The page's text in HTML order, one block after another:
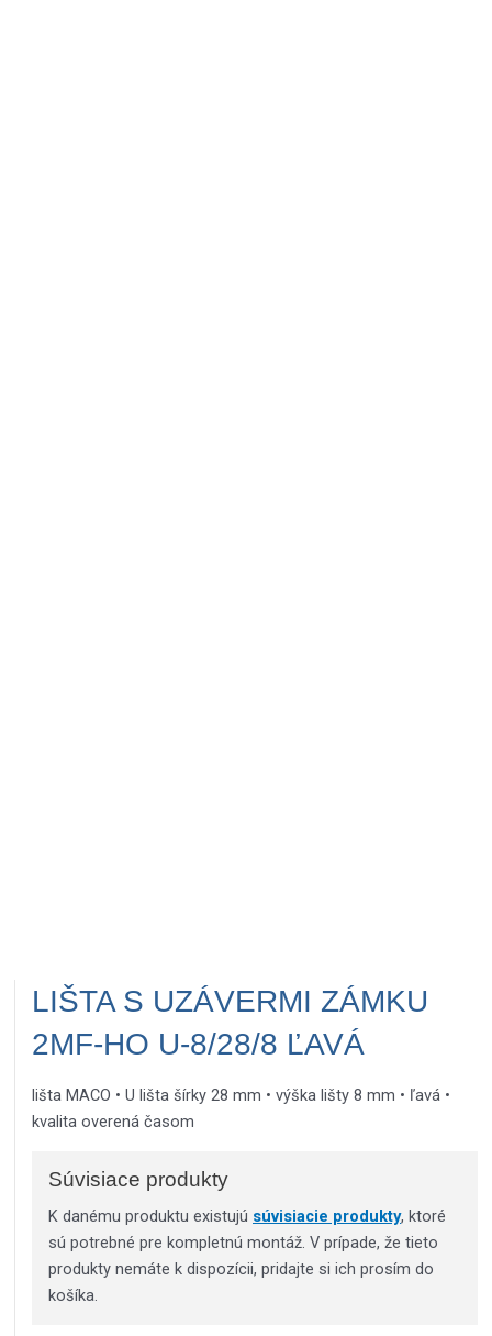
LIŠTA S UZÁVERMI ZÁMKU
2MF-HO U-8/28/8 ĽAVÁ
lišta MACO • U lišta šírky 28 mm • výška lišty 8 mm • ľavá •
kvalita overená časom
Súvisiace produkty
K danému produktu existujú súvisiacie produkty, ktoré
sú potrebné pre kompletnú montáž. V prípade, že tieto
produkty nemáte k dispozícii, pridajte si ich prosím do
košíka.